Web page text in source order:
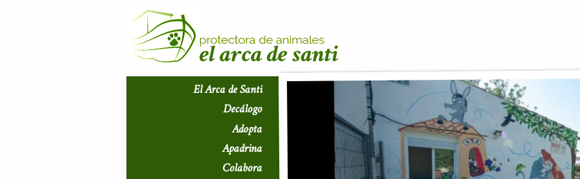
El Arca de Santi
Decálogo
Adopta
Apadrina
Colabora